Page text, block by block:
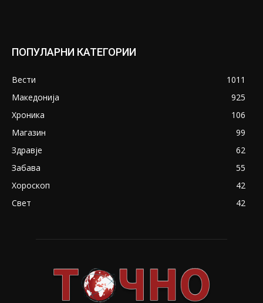
ПОПУЛАРНИ КАТЕГОРИИ
Вести
1011
Македонија
925
Хроника
106
Магазин
99
Здравје
62
Забава
55
Хороскоп
42
Свет
42